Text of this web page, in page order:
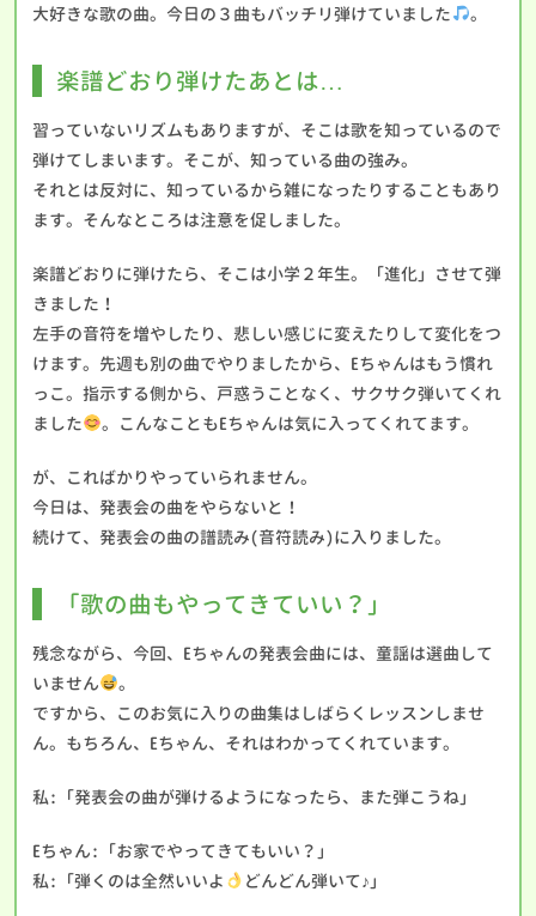
大好きな歌の曲。今日の３曲もバッチリ弾けていました 。
楽譜どおり弾けたあとは…
習っていないリズムもありますが、そこは歌を知っているので
弾けてしまいます。そこが、知っている曲の強み。
それとは反対に、知っているから雑になったりすることもあり
ます。そんなところは注意を促しました。
楽譜どおりに弾けたら、そこは小学２年生。「進化」させて弾
きました！
左手の音符を増やしたり、悲しい感じに変えたりして変化をつ
けます。先週も別の曲でやりましたから、Eちゃんはもう慣れ
っこ。指示する側から、戸惑うことなく、サクサク弾いてくれ
ました
。こんなこともEちゃんは気に入ってくれてます。
が、こればかりやっていられません。
今日は、発表会の曲をやらないと！
続けて、発表会の曲の譜読み(音符読み)に入りました。
「歌の曲もやってきていい？」
残念ながら、今回、Eちゃんの発表会曲には、童謡は選曲して
いません
。
ですから、このお気に入りの曲集はしばらくレッスンしませ
ん。もちろん、Eちゃん、それはわかってくれています。
私:「発表会の曲が弾けるようになったら、また弾こうね」
Eちゃん:「お家でやってきてもいい？」
私:「弾くのは全然いいよ
どんどん弾いて♪」